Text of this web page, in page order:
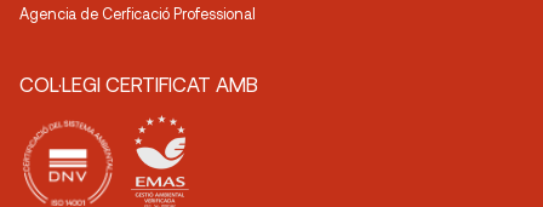
Agencia de Cerficació Professional
COL·LEGI CERTIFICAT AMB